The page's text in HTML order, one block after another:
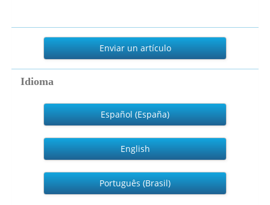
Enviar
artículo
Enviar un artículo
Idioma
Español (España)
English
Português (Brasil)